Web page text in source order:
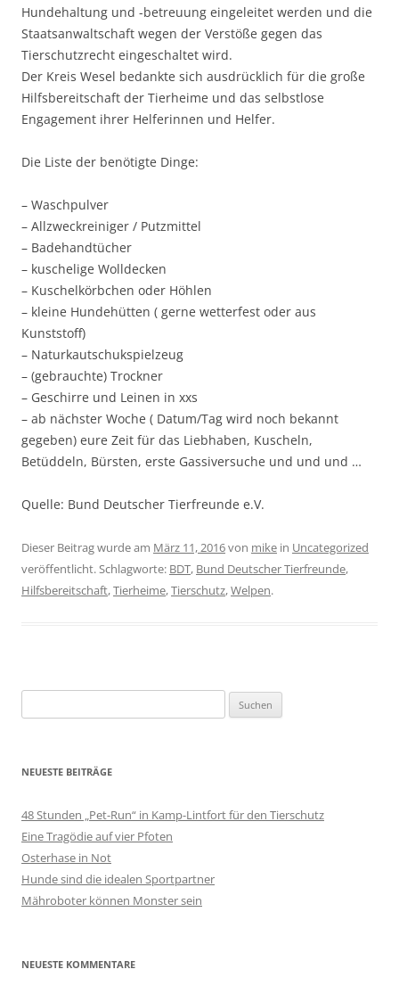
Hundehaltung und -betreuung eingeleitet werden und die
Staatsanwaltschaft wegen der Verstöße gegen das
Tierschutzrecht eingeschaltet wird.
Der Kreis Wesel bedankte sich ausdrücklich für die große
Hilfsbereitschaft der Tierheime und das selbstlose
Engagement ihrer Helferinnen und Helfer.
Die Liste der benötigte Dinge:
– Waschpulver
– Allzweckreiniger / Putzmittel
– Badehandtücher
– kuschelige Wolldecken
– Kuschelkörbchen oder Höhlen
– kleine Hundehütten ( gerne wetterfest oder aus
Kunststoff)
– Naturkautschukspielzeug
– (gebrauchte) Trockner
– Geschirre und Leinen in xxs
– ab nächster Woche ( Datum/Tag wird noch bekannt
gegeben) eure Zeit für das Liebhaben, Kuscheln,
Betüddeln, Bürsten, erste Gassiversuche und und und …
Quelle: Bund Deutscher Tierfreunde e.V.
Dieser Beitrag wurde am März 11, 2016von mike in Uncategorized
veröffentlicht. Schlagworte: BDT, Bund Deutscher Tierfreunde,
Hilfsbereitschaft,Tierheime,Tierschutz,Welpen.
nach:
NEUESTE BEITRÄGE
48 Stunden „Pet-Run“ in Kamp-Lintfort für den Tierschutz
Eine Tragödie auf vier Pfoten
Osterhase in Not
Hunde sind die idealen Sportpartner
Mähroboter können Monster sein
NEUESTE KOMMENTARE